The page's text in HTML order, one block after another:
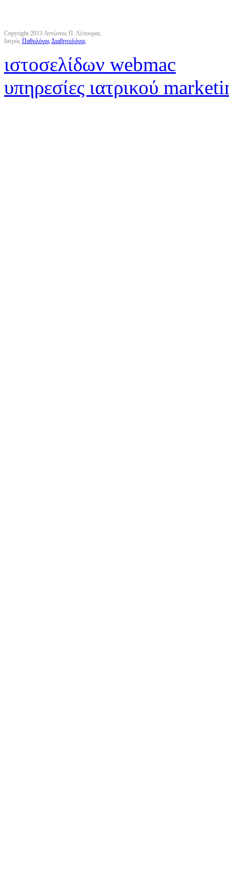
Copyright 2013 Αντώνιος Π. Λέπουρας
Ιατρός ΠαθολόγοςΔιαβητολόγος
ιστοσελίδων webmac
υπηρεσίες ιατρικού